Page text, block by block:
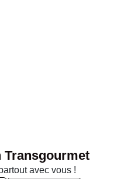
Transgourmet
avec vous !